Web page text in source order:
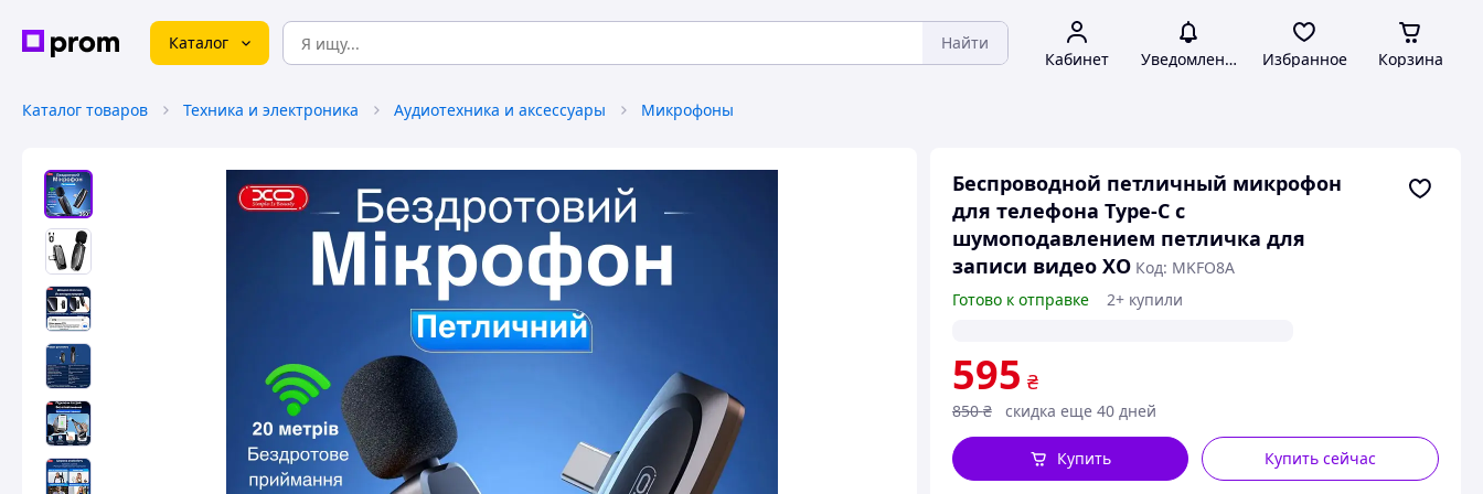
Каталог Найти
Кабинет Уведомления Избранное Корзина
Каталог товаров Техника и электроника Аудиотехника и аксессуары Микрофоны
Беспроводной петличный микрофон
для телефона Type-C с
шумоподавлением петличка для
записи видео XO Код: MKFO8A
Готово к отправке
2+ купили
595 ₴
850 ₴ скидка еще 40 дней
Купить сейчас
Купить